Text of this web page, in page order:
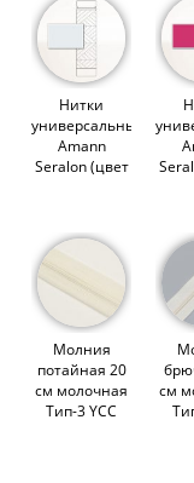
Нитки
универсальные
Amann
Seralon (цвет
Молния
потайная 20
см молочная
Тип-3 YCC
см